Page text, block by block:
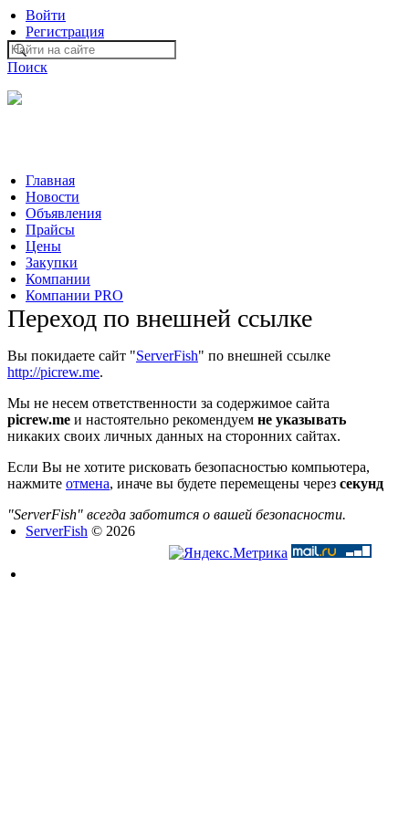
Войти
Регистрация
Поиск
Главная
Новости
Объявления
Прайсы
Цены
Закупки
Компании
Компании PRO
Переход по внешней ссылке
Вы покидаете сайт "ServerFish" по внешней ссылке
http://picrew.me.
Мы не несем ответственности за содержимое сайта
picrew.me и настоятельно рекомендуем не указывать
никаких своих личных данных на сторонних сайтах.
Если Вы не хотите рисковать безопасностью компьютера,
нажмите отмена, иначе вы будете перемещены через секунд
"ServerFish" всегда заботится о вашей безопасности.
ServerFish © 2026